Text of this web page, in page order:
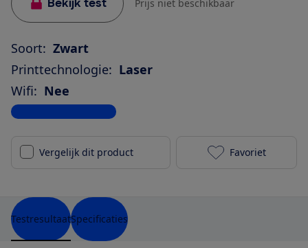
Bekijk test Prijs niet beschikbaar
Soort: Zwart
Printtechnologie: Laser
Wifi: Nee
Bekijk alle specificaties
Vergelijk dit product Brother HL-
Favoriet
TestresultaatSpecificaties